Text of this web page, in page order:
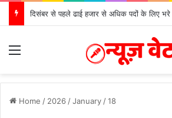
दिसंबर से पहले ढाई हजार से अधिक पदों के लिए भरे
Home / 2026 /January /18